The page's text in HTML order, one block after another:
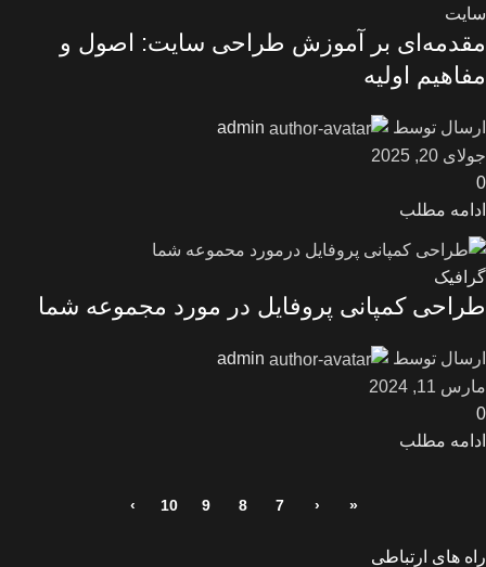
سایت
مقدمه‌ای بر آموزش طراحی سایت: اصول و
مفاهیم اولیه
ارسال توسط
admin
جولای 20, 2025
0
ادامه مطلب
گرافیک
طراحی کمپانی پروفایل در مورد مجموعه شما
ارسال توسط
admin
مارس 11, 2024
0
ادامه مطلب
«
‹
7
8
9
10
›
راه های ارتباطی